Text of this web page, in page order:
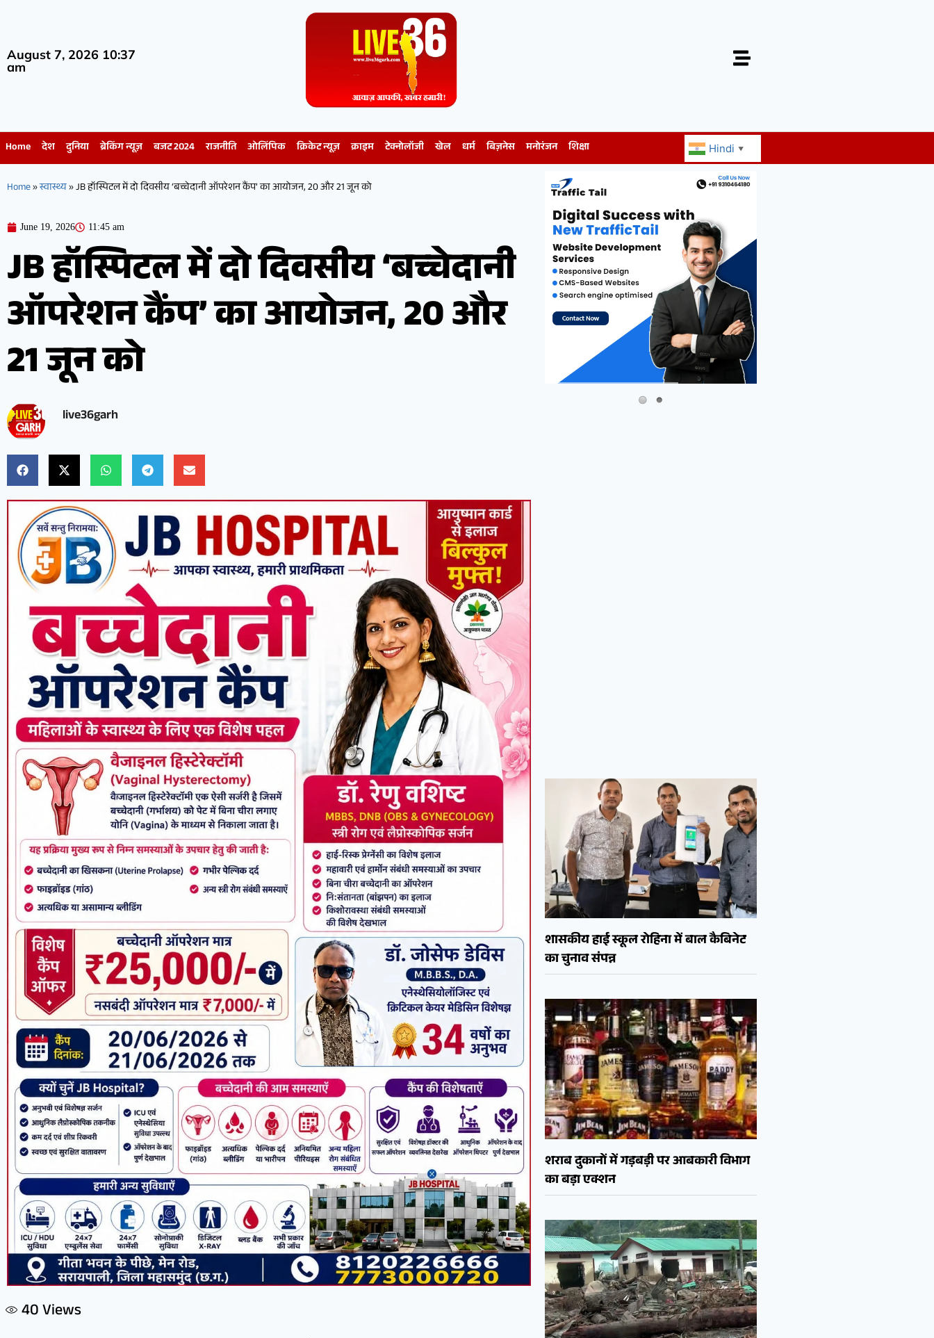
August 7, 2026 10:37
am
Home देश दुनिया ब्रेकिंग न्यूज़ बजट 2024 राजनीति ओलिंपिक क्रिकेट न्यूज़ क्राइम टेक्नोलॉजी खेल धर्म बिज़नेस मनोरंजन शिक्षा Hindi ▼
Home»स्वास्थ्य»JB हॉस्पिटल में दो दिवसीय ‘बच्चेदानी ऑपरेशन कैंप’ का आयोजन, 20 और 21 जून को
June 19, 2026 11:45 am
JB हॉस्पिटल में दो दिवसीय ‘बच्चेदानी
ऑपरेशन कैंप’ का आयोजन, 20 और
21 जून को
live36garh
40Views
शासकीय हाई स्कूल रोहिना में बाल कैबिनेट
का चुनाव संपन्न
शराब दुकानों में गड़बड़ी पर आबकारी विभाग
का बड़ा एक्शन